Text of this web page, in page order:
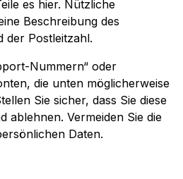
es hier. Nützliche
Beschreibung des
der Postleitzahl.
Nummern“ oder
die unten möglicherweise
Sie sicher, dass Sie diese
ablehnen. Vermeiden Sie die
Daten.